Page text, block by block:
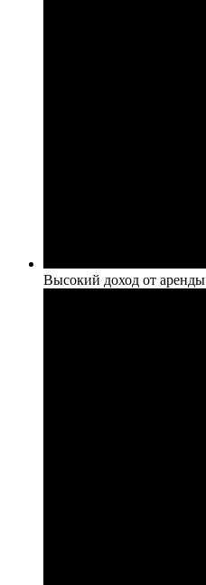
Высокий доход от аренды